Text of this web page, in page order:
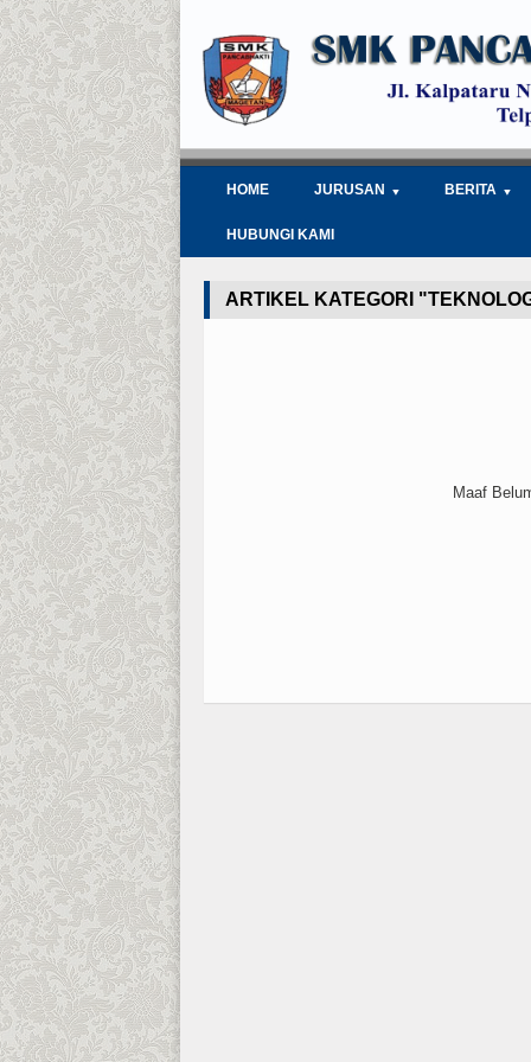
HOME JURUSAN BERITA
HUBUNGI KAMI
ARTIKEL KATEGORI
Maaf